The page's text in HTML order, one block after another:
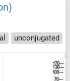
unconjugated